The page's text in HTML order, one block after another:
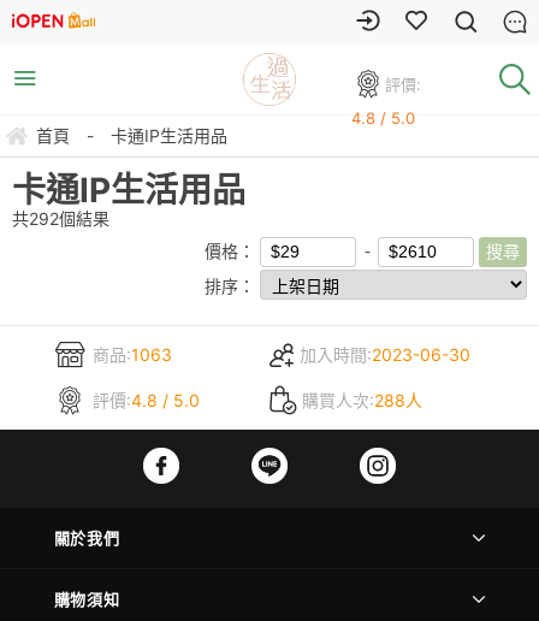
評價:
4.8 / 5.0
首頁 - 卡通IP生活用品
卡通IP生活用品
共292個結果
價格：
排序：
商品:1063 加入時間:2023-06-30
評價:4.8 / 5.0 購買人次:288人
關於我們
購物須知